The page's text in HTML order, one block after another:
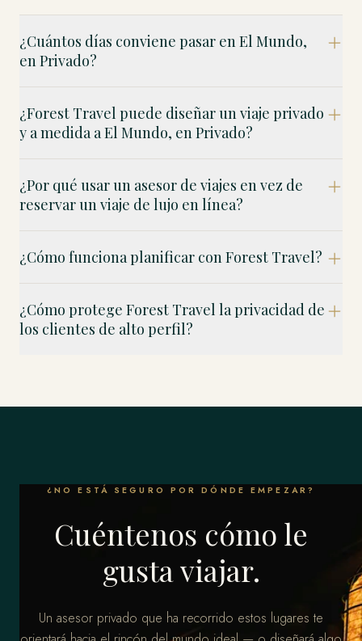
¿Cuántos días conviene pasar en El Mundo,
en Privado?
¿Forest Travel puede diseñar un viaje privado
y a medida a El Mundo, en Privado?
¿Por qué usar un asesor de viajes en vez de
reservar un viaje de lujo en línea?
¿Cómo funciona planificar con Forest Travel?
¿Cómo protege Forest Travel la privacidad de
los clientes de alto perfil?
¿NO ESTÁ SEGURO POR DÓNDE EMPEZAR?
Cuéntenos cómo le
gusta viajar.
Un asesor privado que ha recorrido estos lugares te